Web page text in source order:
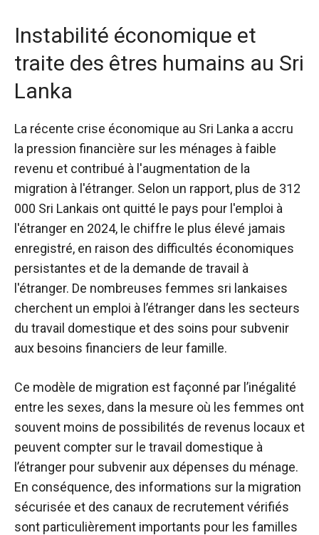
Instabilité économique et
traite des êtres humains au Sri
Lanka
La récente crise économique au Sri Lanka a accru
la pression financière sur les ménages à faible
revenu et contribué à l'augmentation de la
migration à l'étranger. Selon un rapport, plus de 312
000 Sri Lankais ont quitté le pays pour l'emploi à
l'étranger en 2024, le chiffre le plus élevé jamais
enregistré, en raison des difficultés économiques
persistantes et de la demande de travail à
l'étranger. De nombreuses femmes sri lankaises
cherchent un emploi à l’étranger dans les secteurs
du travail domestique et des soins pour subvenir
aux besoins financiers de leur famille.
Ce modèle de migration est façonné par l’inégalité
entre les sexes, dans la mesure où les femmes ont
souvent moins de possibilités de revenus locaux et
peuvent compter sur le travail domestique à
l’étranger pour subvenir aux dépenses du ménage.
En conséquence, des informations sur la migration
sécurisée et des canaux de recrutement vérifiés
sont particulièrement importants pour les familles